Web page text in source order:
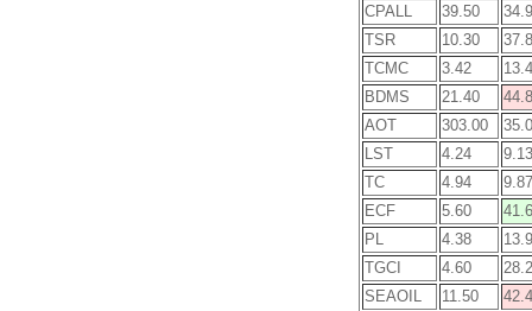
CPALL
39.50
TSR
10.30
TCMC
3.42
BDMS
21.40
AOT
303.00
LST
4.24
9.13
TC
4.94
9.87
ECF
5.60
PL
4.38
TGCI
4.60
SEAOIL
11.50